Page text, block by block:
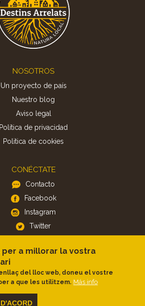
NOSOTROS
Un proyecto de país
Nuestro blog
Aviso legal
Política de privacidad
Politica de cookies
CONÉCTATE
Contacto
Facebook
Instagram
Twitter
APP
iOS
Android
per a millorar la vostra
del lloc web, doneu el vostre
a que les utilitzem. Más info